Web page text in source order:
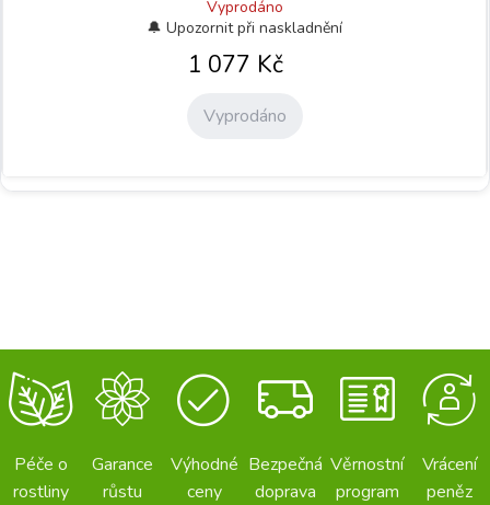
Vyprodáno
1 077 Kč
Vyprodáno
Péče o
rostliny
Garance
růstu
Výhodné
ceny
Bezpečná
doprava
Věrnostní
program
Vrácení
peněz